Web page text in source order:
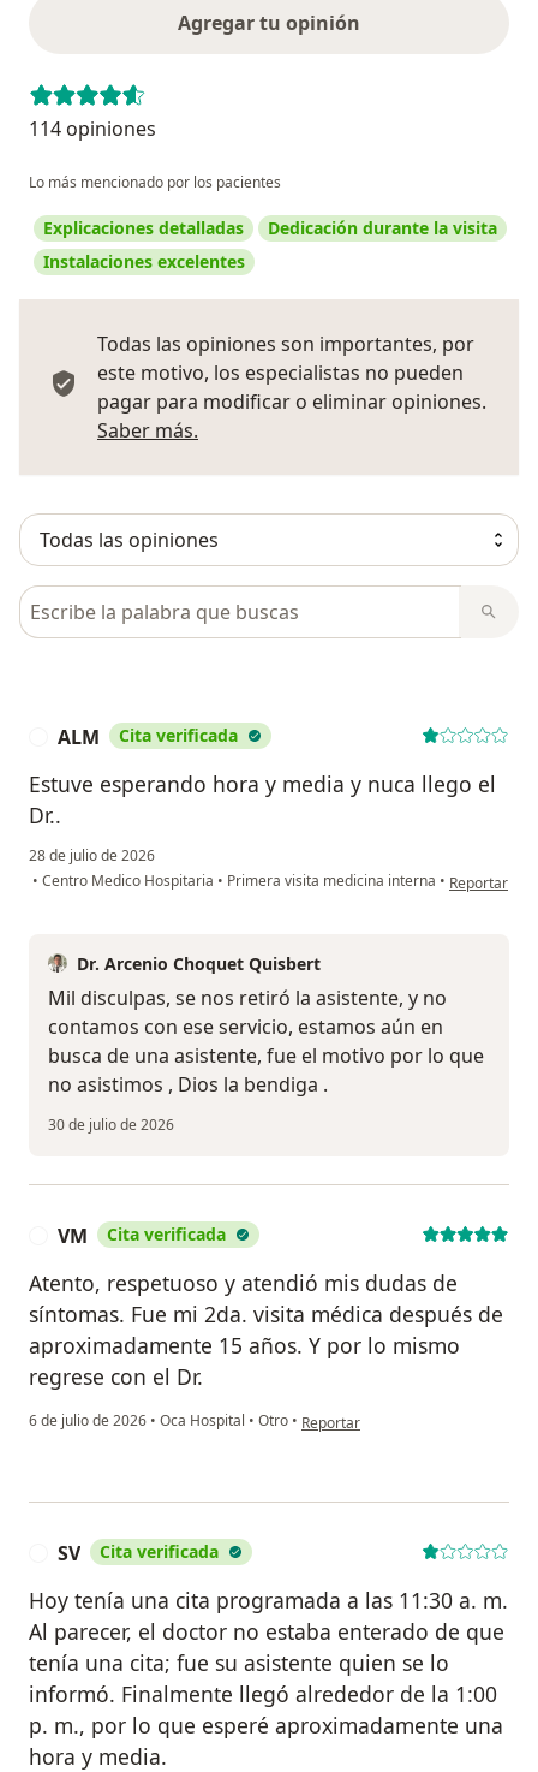
Agregar tu opinión
114 opiniones
Lo más mencionado por los pacientes
Explicaciones detalladas
Dedicación durante la visita
Instalaciones excelentes
Todas las opiniones son importantes, por
este motivo, los especialistas no pueden
pagar para modificar o eliminar opiniones.
Saber más.
Busca en opiniones
ALM Cita verificada
Estuve esperando hora y media y nuca llego el
Dr..
28 de julio de 2026
• Centro Medico Hospitaria • Primera visita medicina interna • en opinión
Reportar
Dr. Arcenio Choquet Quisbert
Mil disculpas, se nos retiró la asistente, y no
contamos con ese servicio, estamos aún en
busca de una asistente, fue el motivo por lo que
no asistimos , Dios la bendiga .
30 de julio de 2026
VM Cita verificada
Atento, respetuoso y atendió mis dudas de
síntomas. Fue mi 2da. visita médica después de
aproximadamente 15 años. Y por lo mismo
regrese con el Dr.
6 de julio de 2026 • Oca Hospital • Otro • en opinión del usuario VM
Reportar
SV Cita verificada
Hoy tenía una cita programada a las 11:30 a. m.
Al parecer, el doctor no estaba enterado de que
tenía una cita; fue su asistente quien se lo
informó. Finalmente llegó alrededor de la 1:00
p. m., por lo que esperé aproximadamente una
hora y media.